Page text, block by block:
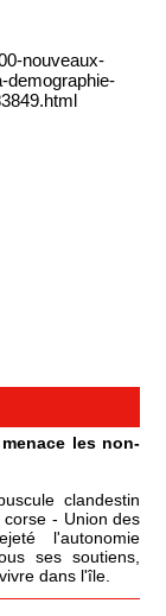
nouveaux-
demographie-
les non-
clandestin
- Union des
l'autonomie
ses soutiens,
dans l'île.